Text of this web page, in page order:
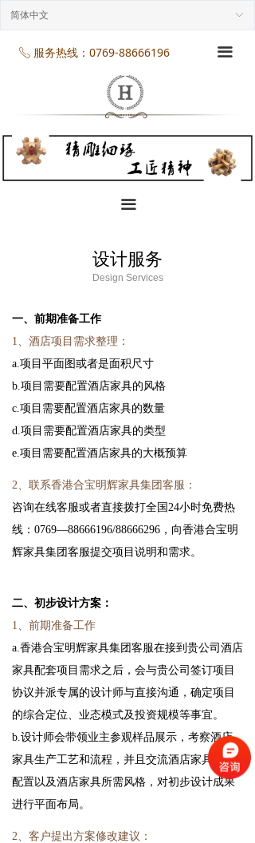
ꂅ 服务热线：0769-88666196
ꀅ
简体中文
끀
首页
企业介绍
项目服务
끀
一、前期准备工作
1、酒店项目需求整理：
a.项目平面图或者是面积尺寸
b.项目需要配置酒店家具的风格
c.项目需要配置酒店家具的数量
d.项目需要配置酒店家具的类型
e.项目需要配置酒店家具的大概预算
2、联系香港合宝明辉家具集团客服：
咨询在线客服或者直接拨打全国24小时免费热
线：0769—88666196/88666296，向香港合宝明
辉家具集团客服提交项目说明和需求。
二、初步设计方案：
1、前期准备工作
a.香港合宝明辉家具集团客服在接到贵公司酒店
家具配套项目需求之后，会与贵公司签订项目
协议并派专属的设计师与直接沟通，确定项目
的综合定位、业态模式及投资规模等事宜。
b.设计师会带领业主参观样品展示，考察酒店
家具生产工艺和流程，并且交流酒店家具所需
配置以及酒店家具所需风格，对初步设计成果
进行平面布局。
2、客户提出方案修改建议：
设计服务
Design Services